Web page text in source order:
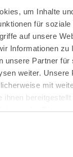
um Inhalte
für
auf unsere
Informationen zu
unsere Partner für
weiter. Unsere
mit
ihnen
der Dienste
2
|AGB